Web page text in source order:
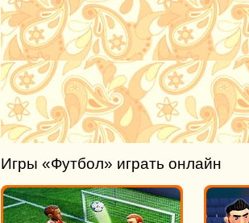
Игры «Футбол» играть онлайн